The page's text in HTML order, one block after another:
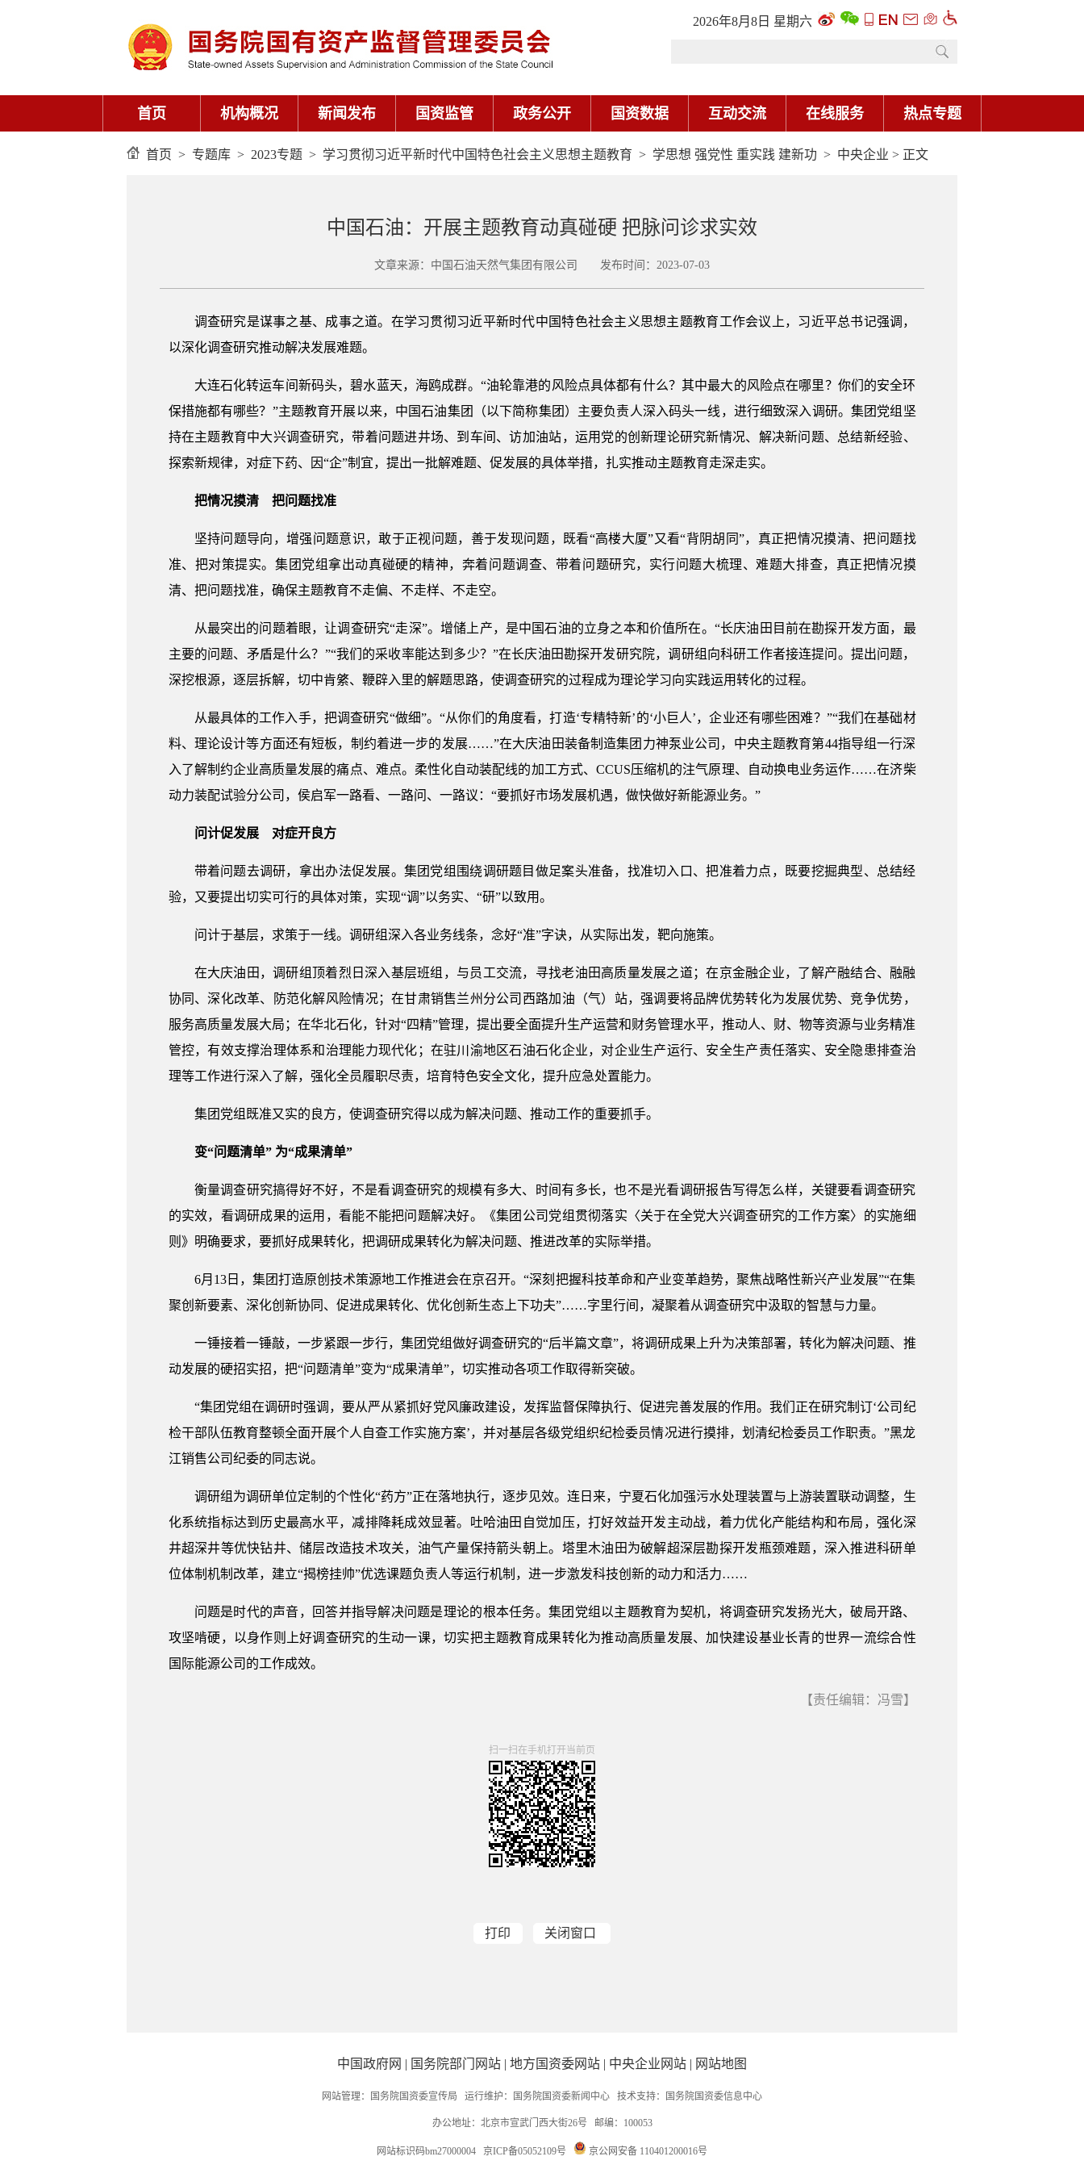
2026年8月8日 星期六
首页 机构概况 新闻发布 国资监管 政务公开 国资数据 互动交流 在线服务 热点专题
首页 > 专题库 > 2023专题 > 学习贯彻习近平新时代中国特色社会主义思想主题教育 > 学思想 强党性 重实践 建新功 > 中央企业 > 正文
中国石油：开展主题教育动真碰硬 把脉问诊求实效
文章来源：中国石油天然气集团有限公司 发布时间：2023-07-03
调查研究是谋事之基、成事之道。在学习贯彻习近平新时代中国特色社会主义思想主题教育工作会议上，习近平总书记强调，
以深化调查研究推动解决发展难题。
大连石化转运车间新码头，碧水蓝天，海鸥成群。“油轮靠港的风险点具体都有什么？其中最大的风险点在哪里？你们的安全环
保措施都有哪些？”主题教育开展以来，中国石油集团（以下简称集团）主要负责人深入码头一线，进行细致深入调研。集团党组坚
持在主题教育中大兴调查研究，带着问题进井场、到车间、访加油站，运用党的创新理论研究新情况、解决新问题、总结新经验、
探索新规律，对症下药、因“企”制宜，提出一批解难题、促发展的具体举措，扎实推动主题教育走深走实。
把情况摸清 把问题找准
坚持问题导向，增强问题意识，敢于正视问题，善于发现问题，既看“高楼大厦”又看“背阴胡同”，真正把情况摸清、把问题找
准、把对策提实。集团党组拿出动真碰硬的精神，奔着问题调查、带着问题研究，实行问题大梳理、难题大排查，真正把情况摸
清、把问题找准，确保主题教育不走偏、不走样、不走空。
从最突出的问题着眼，让调查研究“走深”。增储上产，是中国石油的立身之本和价值所在。“长庆油田目前在勘探开发方面，最
主要的问题、矛盾是什么？”“我们的采收率能达到多少？”在长庆油田勘探开发研究院，调研组向科研工作者接连提问。提出问题，
深挖根源，逐层拆解，切中肯綮、鞭辟入里的解题思路，使调查研究的过程成为理论学习向实践运用转化的过程。
从最具体的工作入手，把调查研究“做细”。“从你们的角度看，打造‘专精特新’的‘小巨人’，企业还有哪些困难？”“我们在基础材
料、理论设计等方面还有短板，制约着进一步的发展……”在大庆油田装备制造集团力神泵业公司，中央主题教育第44指导组一行深
入了解制约企业高质量发展的痛点、难点。柔性化自动装配线的加工方式、CCUS压缩机的注气原理、自动换电业务运作……在济柴
动力装配试验分公司，侯启军一路看、一路问、一路议：“要抓好市场发展机遇，做快做好新能源业务。”
问计促发展 对症开良方
带着问题去调研，拿出办法促发展。集团党组围绕调研题目做足案头准备，找准切入口、把准着力点，既要挖掘典型、总结经
验，又要提出切实可行的具体对策，实现“调”以务实、“研”以致用。
问计于基层，求策于一线。调研组深入各业务线条，念好“准”字诀，从实际出发，靶向施策。
在大庆油田，调研组顶着烈日深入基层班组，与员工交流，寻找老油田高质量发展之道；在京金融企业，了解产融结合、融融
协同、深化改革、防范化解风险情况；在甘肃销售兰州分公司西路加油（气）站，强调要将品牌优势转化为发展优势、竞争优势，
服务高质量发展大局；在华北石化，针对“四精”管理，提出要全面提升生产运营和财务管理水平，推动人、财、物等资源与业务精准
管控，有效支撑治理体系和治理能力现代化；在驻川渝地区石油石化企业，对企业生产运行、安全生产责任落实、安全隐患排查治
理等工作进行深入了解，强化全员履职尽责，培育特色安全文化，提升应急处置能力。
集团党组既准又实的良方，使调查研究得以成为解决问题、推动工作的重要抓手。
变“问题清单” 为“成果清单”
衡量调查研究搞得好不好，不是看调查研究的规模有多大、时间有多长，也不是光看调研报告写得怎么样，关键要看调查研究
的实效，看调研成果的运用，看能不能把问题解决好。《集团公司党组贯彻落实〈关于在全党大兴调查研究的工作方案〉的实施细
则》明确要求，要抓好成果转化，把调研成果转化为解决问题、推进改革的实际举措。
6月13日，集团打造原创技术策源地工作推进会在京召开。“深刻把握科技革命和产业变革趋势，聚焦战略性新兴产业发展”“在集
聚创新要素、深化创新协同、促进成果转化、优化创新生态上下功夫”……字里行间，凝聚着从调查研究中汲取的智慧与力量。
一锤接着一锤敲，一步紧跟一步行，集团党组做好调查研究的“后半篇文章”，将调研成果上升为决策部署，转化为解决问题、推
动发展的硬招实招，把“问题清单”变为“成果清单”，切实推动各项工作取得新突破。
“集团党组在调研时强调，要从严从紧抓好党风廉政建设，发挥监督保障执行、促进完善发展的作用。我们正在研究制订‘公司纪
检干部队伍教育整顿全面开展个人自查工作实施方案’，并对基层各级党组织纪检委员情况进行摸排，划清纪检委员工作职责。”黑龙
江销售公司纪委的同志说。
调研组为调研单位定制的个性化“药方”正在落地执行，逐步见效。连日来，宁夏石化加强污水处理装置与上游装置联动调整，生
化系统指标达到历史最高水平，减排降耗成效显著。吐哈油田自觉加压，打好效益开发主动战，着力优化产能结构和布局，强化深
井超深井等优快钻井、储层改造技术攻关，油气产量保持箭头朝上。塔里木油田为破解超深层勘探开发瓶颈难题，深入推进科研单
位体制机制改革，建立“揭榜挂帅”优选课题负责人等运行机制，进一步激发科技创新的动力和活力……
问题是时代的声音，回答并指导解决问题是理论的根本任务。集团党组以主题教育为契机，将调查研究发扬光大，破局开路、
攻坚啃硬，以身作则上好调查研究的生动一课，切实把主题教育成果转化为推动高质量发展、加快建设基业长青的世界一流综合性
国际能源公司的工作成效。
【责任编辑：冯雪】
扫一扫在手机打开当前页
打印 关闭窗口